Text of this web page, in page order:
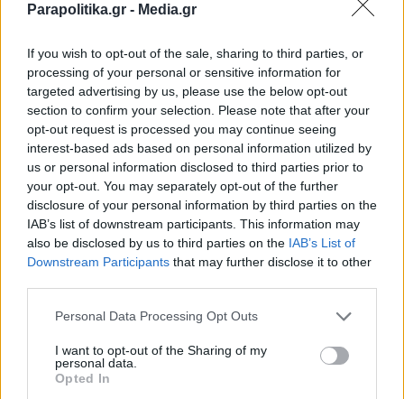
Parapolitika.gr - Media.gr
If you wish to opt-out of the sale, sharing to third parties, or
processing of your personal or sensitive information for
targeted advertising by us, please use the below opt-out
section to confirm your selection. Please note that after your
opt-out request is processed you may continue seeing
interest-based ads based on personal information utilized by
us or personal information disclosed to third parties prior to
your opt-out. You may separately opt-out of the further
disclosure of your personal information by third parties on the
IAB’s list of downstream participants. This information may
also be disclosed by us to third parties on the IAB’s List of
Downstream Participants that may further disclose it to other
Personal Data Processing Opt Outs
I want to opt-out of the Sharing of my
personal data.
Opted In
Εγγραφή στο newsletter
Αποδέχομαι τους